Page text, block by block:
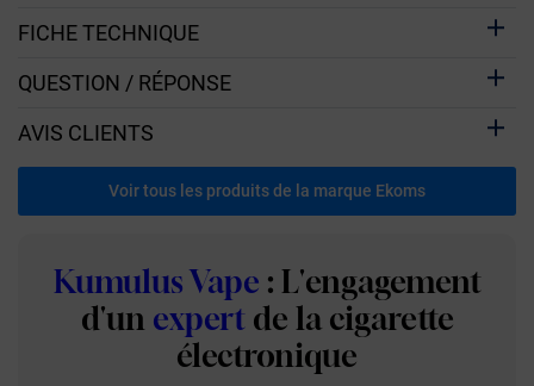
FICHE TECHNIQUE
QUESTION / RÉPONSE
AVIS CLIENTS
Voir tous les produits de la marque Ekoms
Kumulus Vape : L'engagement
d'un expert de la cigarette
électronique